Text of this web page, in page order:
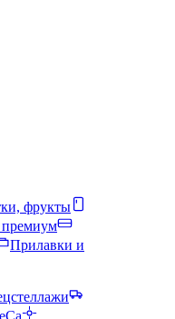
фрукты
премиум
Прилавки и